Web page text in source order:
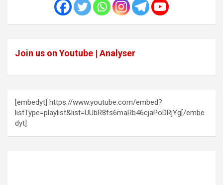
Join us on Youtube | Analyser
[embedyt] https://www.youtube.com/embed?
listType=playlist&list=UUbR8fs6maRb46cjaPoDRjYg[/embe
dyt]